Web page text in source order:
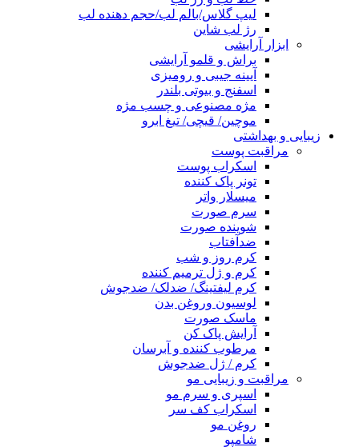
لیپ گلاس/بالم لب/حجم دهنده لب
رژ لب شاین
ابزار آرایشی
براش و قلمو آرایشی
آیینه جیبی و رومیزی
اسفنج و بیوتی بلندر
مژه مصنوعی و چسب مژه
موچین/ قیچی/ تیغ ابرو
زیبایی و بهداشتی
مراقبت پوست
اسکراب پوست
تونر پاک کننده
میسلار واتر
سرم صورت
شوینده صورت
ضدآفتاب
کرم روز و شب
کرم و ژل ترمیم کننده
کرم لیفتینگ/ ضدلک/ ضدجوش
لوسیون وروغن بدن
ماسک صورت
آرایش پاک کن
مرطوب کننده و آبرسان
کرم / ژل ضدجوش
مراقبت و زیبایی مو
اسپری و سرم مو
اسکراب کف سر
روغن مو
شامپو